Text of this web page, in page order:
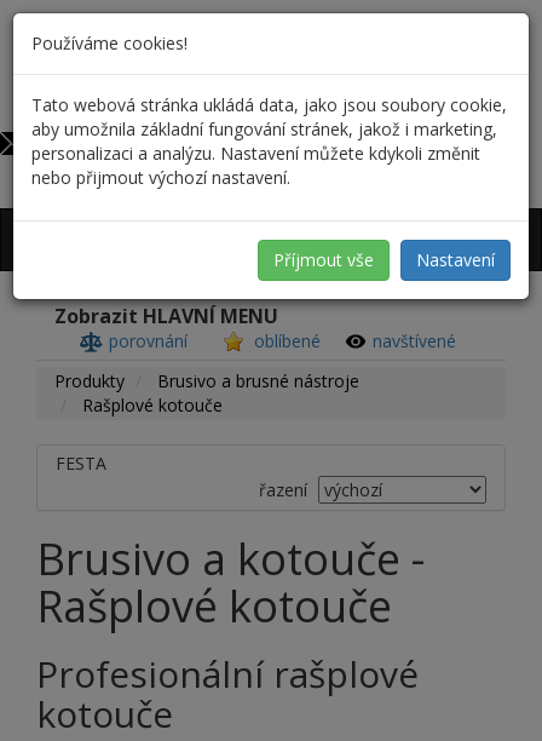
731 37 39 34
rformanek@forreus.cz
0
Přihlášení
Zobrazit HLAVNÍ MENU
porovnání oblíbené
navštívené
Produkty
Brusivo a brusné nástroje
Rašplové kotouče
FESTA
řazení
Brusivo a kotouče -
Rašplové kotouče
Profesionální rašplové
kotouče
Používáme cookies!
Tato webová stránka ukládá data, jako jsou soubory cookie,
aby umožnila základní fungování stránek, jakož i marketing,
personalizaci a analýzu. Nastavení můžete kdykoli změnit
nebo přijmout výchozí nastavení.
Příjmout vše Nastavení